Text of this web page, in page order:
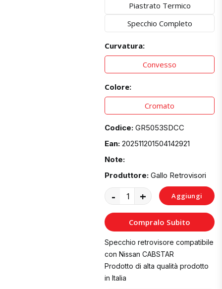
Piastrato Termico
Specchio Completo
Curvatura:
Convesso
Colore:
Cromato
Codice: GR5053SDCC
Ean: 202511201504142921
Note:
Produttore: Gallo Retrovisori
- + Aggiungi
al
Carrello
Compralo Subito
Specchio retrovisore compatibile
con Nissan CABSTAR
Prodotto di alta qualità prodotto
in Italia